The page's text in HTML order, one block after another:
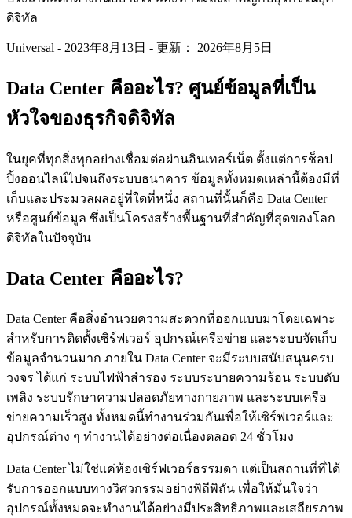
ดิจิทัล
Universal - 2023年8月13日 - 更新： 2026年8月5日
Data Center คืออะไร? ศูนย์ข้อมูลที่เป็น
หัวใจของธุรกิจดิจิทัล
ในยุคที่ทุกสิ่งทุกอย่างเชื่อมต่อผ่านอินเทอร์เน็ต ตั้งแต่การช็อป
ปิ้งออนไลน์ไปจนถึงระบบธนาคาร ข้อมูลทั้งหมดเหล่านี้ต้องมีที่
เก็บและประมวลผลอยู่ที่ใดที่หนึ่ง สถานที่นั้นก็คือ Data Center
หรือศูนย์ข้อมูล ซึ่งเป็นโครงสร้างพื้นฐานที่สำคัญที่สุดของโลก
ดิจิทัลในปัจจุบัน
Data Center คืออะไร?
Data Center คือสิ่งอำนวยความสะดวกที่ออกแบบมาโดยเฉพาะ
สำหรับการติดตั้งเซิร์ฟเวอร์ อุปกรณ์เครือข่าย และระบบจัดเก็บ
ข้อมูลจำนวนมาก ภายใน Data Center จะมีระบบสนับสนุนครบ
วงจร ได้แก่ ระบบไฟฟ้าสำรอง ระบบระบายความร้อน ระบบดับ
เพลิง ระบบรักษาความปลอดภัยทางกายภาพ และระบบเครือ
ข่ายความเร็วสูง ทั้งหมดนี้ทำงานร่วมกันเพื่อให้เซิร์ฟเวอร์และ
อุปกรณ์ต่าง ๆ ทำงานได้อย่างต่อเนื่องตลอด 24 ชั่วโมง
Data Center ไม่ใช่แค่ห้องเซิร์ฟเวอร์ธรรมดา แต่เป็นสถานที่ที่ได้
รับการออกแบบทางวิศวกรรมอย่างพิถีพิถัน เพื่อให้มั่นใจว่า
อุปกรณ์ทั้งหมดจะทำงานได้อย่างมีประสิทธิภาพและเสถียรภาพ